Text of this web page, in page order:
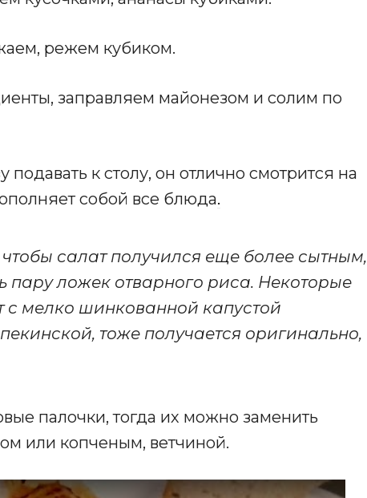
режем кубиком.
заправляем майонезом и солим по
подавать к столу, он отлично смотрится на
собой все блюда.
салат получился еще более сытным,
пару ложек отварного риса. Некоторые
с мелко шинкованной капустой
тоже получается оригинально,
палочки, тогда их можно заменить
или копченым, ветчиной.